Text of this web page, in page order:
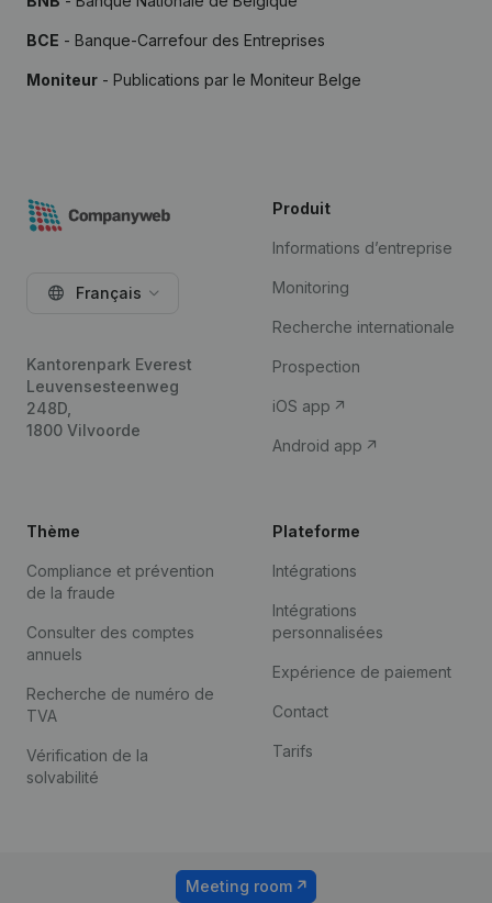
BCE - Banque-Carrefour des Entreprises
Moniteur - Publications par le Moniteur Belge
Français
Kantorenpark Everest
Leuvensesteenweg
248D,
1800 Vilvoorde
Produit
Informations d’entreprise
Monitoring
Recherche internationale
Prospection
iOS app
Android app
Thème
Compliance et prévention
de la fraude
Consulter des comptes
annuels
Recherche de numéro de
TVA
Vérification de la
solvabilité
Plateforme
Intégrations
Intégrations
personnalisées
Expérience de paiement
Contact
Tarifs
Meeting room